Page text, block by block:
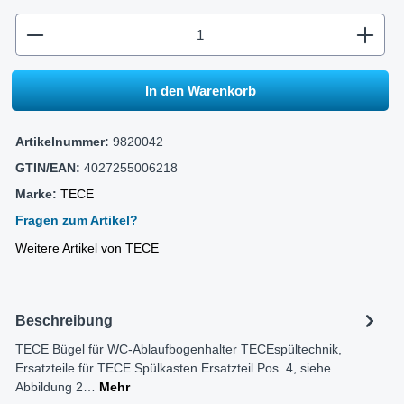
zentheme.component.product.quantitySelect.legend
In den Warenkorb
Artikelnummer: 9820042
GTIN/EAN: 4027255006218
Marke: TECE
Fragen zum Artikel?
Weitere Artikel von TECE
Beschreibung
TECE Bügel für WC-Ablaufbogenhalter TECEspültechnik,
Ersatzteile für TECE Spülkasten Ersatzteil Pos. 4, siehe
Abbildung 2… Mehr